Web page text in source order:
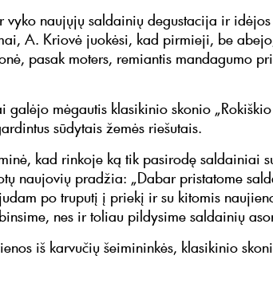
vyko naujųjų saldainių degustacija ir
A. Kriovė juokėsi, kad pirmieji, be
pasak moters, remiantis mandagumo
galėjo mėgautis klasikinio skonio
sūdytais žemės riešutais.
kad rinkoje ką tik pasirodę saldainiai
naujovių pradžia: „Dabar pristatome
po truputį į priekį ir su kitomis
nes ir toliau pildysime saldainių
iš karvučių šeimininkės, klasikinio